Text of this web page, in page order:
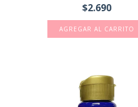
$2.690